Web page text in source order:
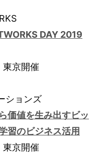
DAY 2019
東京開催
ションズ
価値を生み出すビッ
習のビジネス活用
東京開催